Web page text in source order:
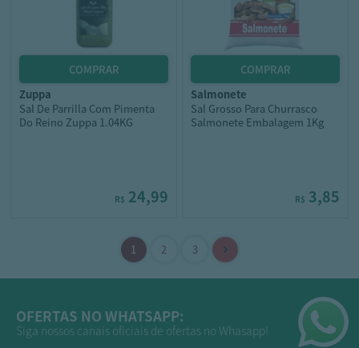
zuppa
Sal De Parrilla Com Pimenta
Do Reino Zuppa 1.04KG
R$ 24,99
salmonete
Sal Grosso Para Churrasco
Salmonete Embalagem 1Kg
R$ 3,85
OFERTAS NO WHATSAPP:
Siga nossos canais oficiais de ofertas no Whasapp!